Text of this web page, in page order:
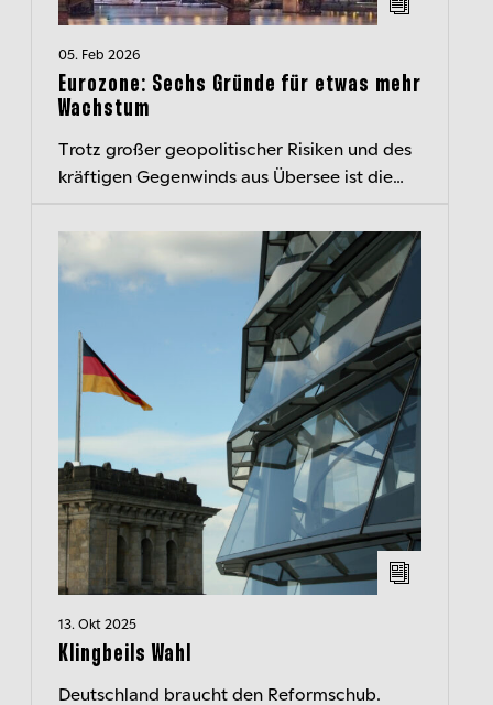
05. Feb 2026
Eurozone: Sechs Gründe für etwas mehr
Wachstum
Trotz großer geopolitischer Risiken und des
kräftigen Gegenwinds aus Übersee ist die
Jahr solide gewachsen. Unser Chef...
13. Okt 2025
Klingbeils Wahl
Deutschland braucht den Reformschub.